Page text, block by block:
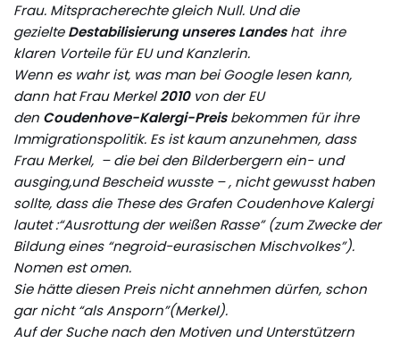
Frau. Mitspracherechte gleich Null. Und die
gezielteDestabilisierung unseres Landeshat ihre
klaren Vorteile für EU und Kanzlerin.
Wenn es wahr ist, was man bei Google lesen kann,
dann hat Frau Merkel2010 von der EU
den Coudenhove-Kalergi-Preisbekommen für ihre
Immigrationspolitik. Es ist kaum anzunehmen, dass
Frau Merkel, – die bei den Bilderbergern ein- und
ausging,und Bescheid wusste – , nicht gewusst haben
sollte, dass die These des Grafen Coudenhove Kalergi
lautet :“Ausrottung der weißen Rasse” (zum Zwecke der
Bildung eines “negroid-eurasischen Mischvolkes”).
Nomen est omen.
Sie hätte diesen Preis nicht annehmen dürfen, schon
gar nicht “als Ansporn”(Merkel).
Auf der Suche nach den Motiven und Unterstützern